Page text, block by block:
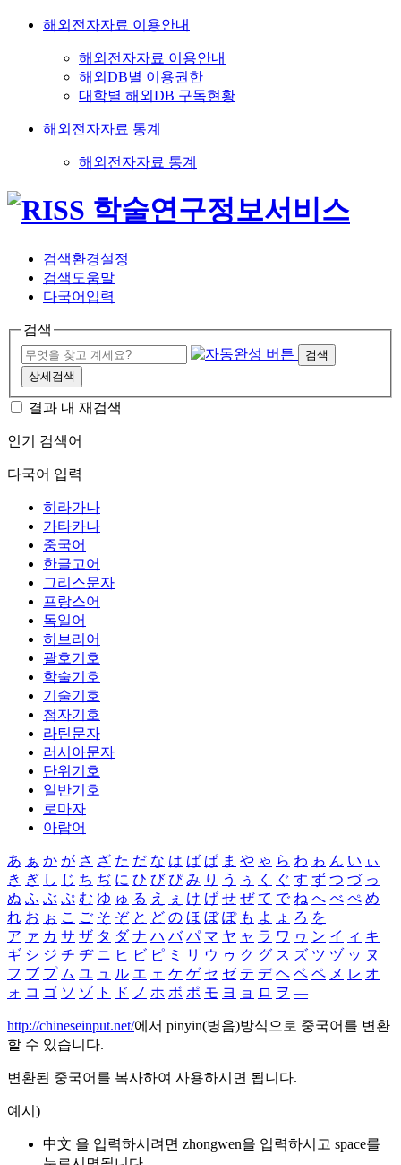
해외전자자료 이용안내
해외전자자료 이용안내
해외DB별 이용권한
대학별 해외DB 구독현황
해외전자자료 통계
해외전자자료 통계
검색환경설정
검색도움말
다국어입력
검색
검색
상세검색
결과 내 재검색
인기 검색어
다국어 입력
히라가나
가타카나
중국어
한글고어
그리스문자
프랑스어
독일어
히브리어
괄호기호
학술기호
기술기호
첨자기호
라틴문자
러시아문자
단위기호
일반기호
로마자
아랍어
あ ぁ か が さ ざ た だ な は ば ぱ ま や ゃ ら わ ゎ ん い ぃ
き ぎ し じ ち ぢ に ひ び ぴ み り う ぅ く ぐ す ず つ づ っ
ぬ ふ ぶ ぷ む ゆ ゅ る え ぇ け げ せ ぜ て で ね へ べ ぺ め
れ お ぉ こ ご そ ぞ と ど の ほ ぼ ぽ も よ ょ ろ を
ア ァ カ サ ザ タ ダ ナ ハ バ パ マ ヤ ャ ラ ワ ヮ ン イ ィ キ
ギ シ ジ チ ヂ ニ ヒ ビ ピ ミ リ ウ ゥ ク グ ス ズ ツ ヅ ッ ヌ
フ ブ プ ム ユ ュ ル エ ェ ケ ゲ セ ゼ テ デ ヘ ベ ペ メ レ オ
ォ コ ゴ ソ ゾ ト ド ノ ホ ボ ポ モ ヨ ョ ロ ヲ ―
http://chineseinput.net/에서 pinyin(병음)방식으로 중국어를 변환
할 수 있습니다.
변환된 중국어를 복사하여 사용하시면 됩니다.
예시)
中文 을 입력하시려면 zhongwen을 입력하시고 space를